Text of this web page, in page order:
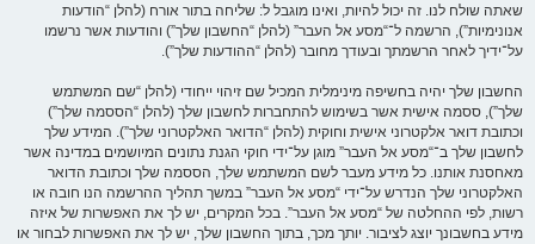
שאתה שולח לנו. זה יכול להיות, ואינו מוגבל ל: שליחה בתור אורח (להלן “הודעות
אנונימיות”), הרשמה ל־“מסע אל העבר” (להלן “החשבון שלך”) והודעות אשר נרשמו
על־ידיך לאחר הרשמתך ובעודך מחובר (להלן “ההודעות שלך”).
החשבון שלך יהיה בחשיפה מינימלית המכיל שם זיהוי ייחודי (להלן “שם המשתמש
שלך”), ססמה אישית אשר בשימוש להתחברות לחשבון שלך (להלן “הססמה שלך”)
וכתובת דואר אלקטרוני אישית וחוקית (להלן “הדואר האלקטרוני שלך”). המידע שלך
לחשבון שלך ב־“מסע אל העבר” מוגן על־ידי חוקי הגנת נתונים המיושמים במדינה אשר
מאחסנת אותנו. כל מידע מעבר לשם המשתמש שלך, הססמה שלך וכתובת הדואר
האלקטרוני שלך הנדרש על־ידי “מסע אל העבר” במשך תהליך ההרשמה הנו חובה או
רשות, לפי ההחלטה של “מסע אל העבר”. בכל המקרים, יש לך את האפשרות של איזה
מידע בחשבונך יוצג לציבור. יותך מכך, בתוך החשבון שלך, יש לך את האפשרות לבחור או